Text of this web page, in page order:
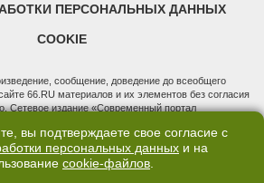
ПЕРСОНАЛЬНЫХ ДАННЫХ
COOKIE
сообщение, доведение до всеобщего
66.RU материалов и их элементов без согласия
Сетевое издание «Современный портал
технологий и массовых коммуникаций
номер ЭЛ № ФС 77 - 76634 от 02.09.2019
ответственностью "66.ру". Юридический
вы подтверждаете свое согласие с
персональных данных и на
cookie-файлов.